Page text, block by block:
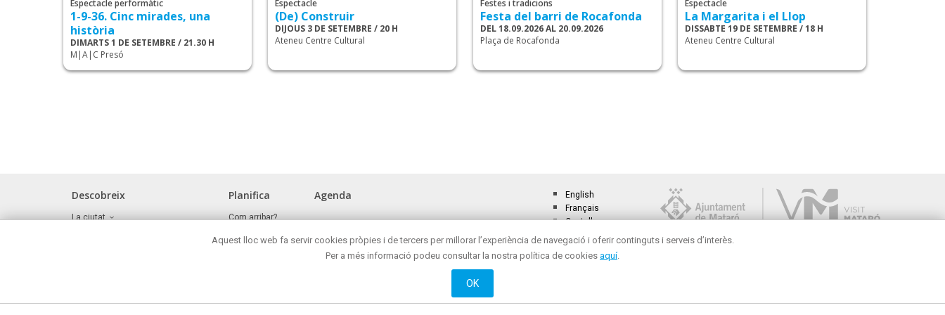
Espectacle performàtic
1-9-36. Cinc mirades, una
història
DIMARTS 1 DE SETEMBRE / 21.30 H
M|A|C Presó
Espectacle
(De) Construir
DIJOUS 3 DE SETEMBRE / 20 H
Ateneu Centre Cultural
Festes i tradicions
Festa del barri de Rocafonda
DEL 18.09.2026 AL 20.09.2026
Plaça de Rocafonda
Espectacle
La Margarita i el Llop
DISSABTE 19 DE SETEMBRE / 18 H
Ateneu Centre Cultural
Descobreix
La ciutat
Oci actiu i cultural
Planifica
Com arribar?
On menjar?
Agenda
English
Français
Castellano
Català
Aquest lloc web fa servir cookies pròpies i de tercers per millorar l’experiència de navegació i oferir continguts i serveis d’interès.
Per a més informació podeu consultar la nostra política de cookies aquí.
OK